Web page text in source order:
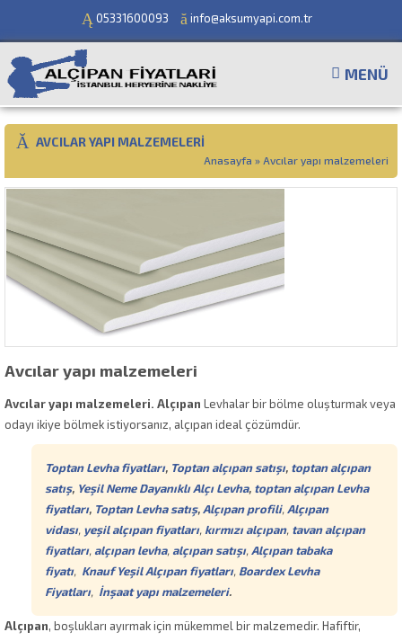
05331600093 info@aksumyapi.com.tr
MENÜ
AVCILAR YAPI MALZEMELERI
Anasayfa » Avcılar yapı malzemeleri
Avcılar yapı malzemeleri
Avcılar yapı malzemeleri. Alçıpan Levhalar bir bölme oluşturmak veya
odayı ikiye bölmek istiyorsanız, alçıpan ideal çözümdür.
Toptan Levha fiyatları, Toptan alçıpan satışı, toptan alçıpan
satış, Yeşil Neme Dayanıklı Alçı Levha, toptan alçıpan Levha
fiyatları, Toptan Levha satış,Alçıpan profili,Alçıpan
vidası, yeşil alçıpan fiyatları, kırmızı alçıpan, tavan alçıpan
fiyatları,alçıpan levha,alçıpan satışı,Alçıpan tabaka
fiyatı, Knauf Yeşil Alçıpan fiyatları, Boardex Levha
Fiyatları, İnşaat yapı malzemeleri.
Alçıpan, boşlukları ayırmak için mükemmel bir malzemedir. Hafiftir,